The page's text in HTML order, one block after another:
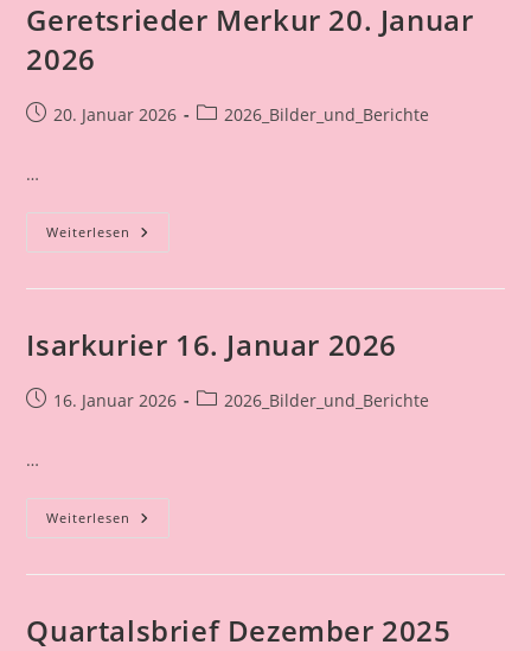
Geretsrieder Merkur 20. Januar
2026
Beitrag20. Januar 2026
Beitrags-
2026_Bilder_und_Berichte
…
Weiterlesen Geretsrieder
Merkur
Isarkurier 16. Januar 2026
Beitrag16. Januar 2026
Beitrags-
2026_Bilder_und_Berichte
…
Weiterlesen Isarkurier
16.
Quartalsbrief Dezember 2025